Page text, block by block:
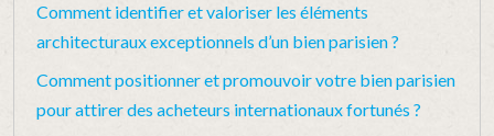
Comment identifier et valoriser les éléments
architecturaux exceptionnels d’un bien parisien ?
Comment positionner et promouvoir votre bien parisien
pour attirer des acheteurs internationaux fortunés ?